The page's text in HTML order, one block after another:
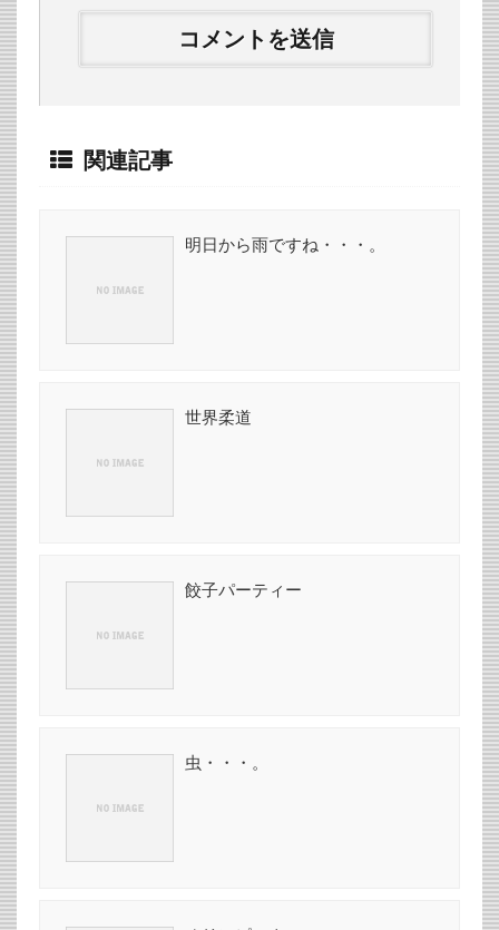
関連記事
明日から雨ですね・・・。
世界柔道
餃子パーティー
虫・・・。